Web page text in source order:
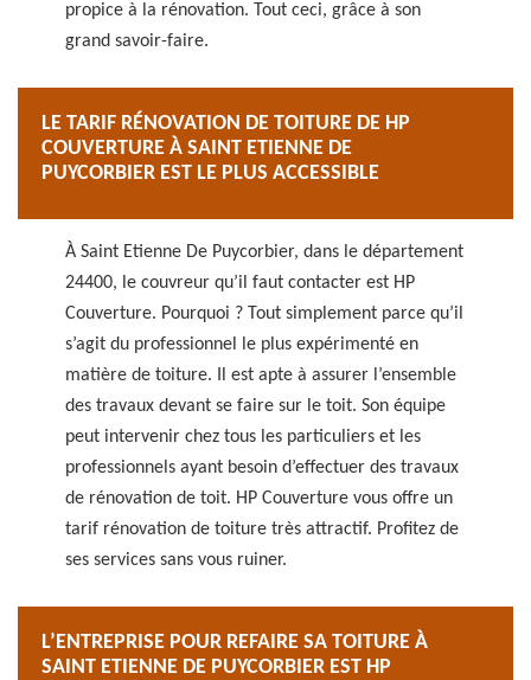
propice à la rénovation. Tout ceci, grâce à son
grand savoir-faire.
LE TARIF RÉNOVATION DE TOITURE DE HP
COUVERTURE À SAINT ETIENNE DE
PUYCORBIER EST LE PLUS ACCESSIBLE
À Saint Etienne De Puycorbier, dans le département
24400, le couvreur qu’il faut contacter est HP
Couverture. Pourquoi ? Tout simplement parce qu’il
s’agit du professionnel le plus expérimenté en
matière de toiture. Il est apte à assurer l’ensemble
des travaux devant se faire sur le toit. Son équipe
peut intervenir chez tous les particuliers et les
professionnels ayant besoin d’effectuer des travaux
de rénovation de toit. HP Couverture vous offre un
tarif rénovation de toiture très attractif. Profitez de
ses services sans vous ruiner.
L’ENTREPRISE POUR REFAIRE SA TOITURE À
SAINT ETIENNE DE PUYCORBIER EST HP